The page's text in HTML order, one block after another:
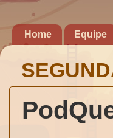
Home Equipe